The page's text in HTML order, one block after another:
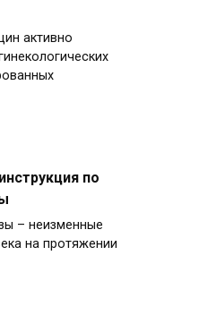
активно
по
– неизменные
на протяжении